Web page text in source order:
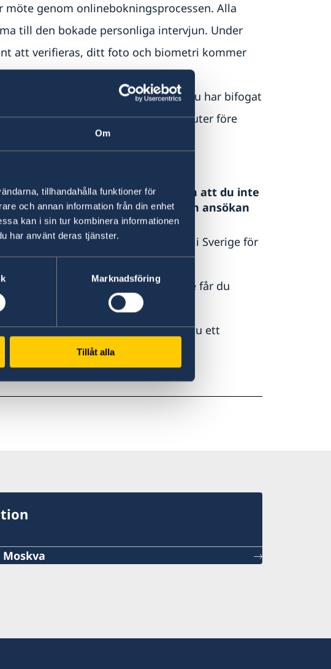
Om
tillhandahålla funktioner för
och annan information från din enhet
kan i sin tur kombinera informationen
har använt deras tjänster.
Marknadsföring
Tillåt alla
genom onlinebokningsprocessen. Alla
till den bokade personliga intervjun. Under
att verifieras, ditt foto och biometri kommer
att genomföras.
originalen av de dokument som du har bifogat
vara på plats i receptionen 15 minuter före
eller inte meddelar ambassaden att du inte
ändå till Migrationsverket och din ansökan
att överföras till Migrationsverket i Sverige för
har fattat beslut i ditt ärende får du
Om du får uppehållstillstånd får du ett
mer information om det i avsnittet
Moskva